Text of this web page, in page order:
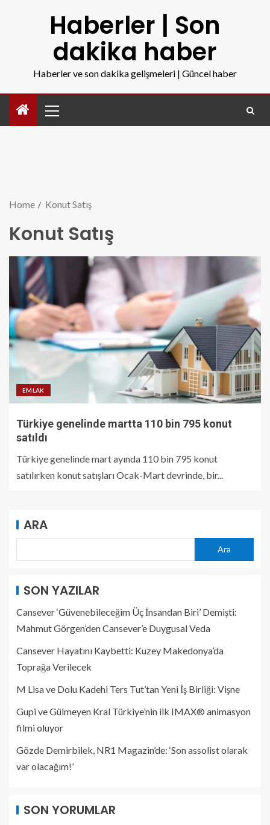
Haberler | Son
dakika haber
Haberler ve son dakika gelişmeleri | Güncel haber
Home Konut Satış
Konut Satış
EMLAK
Türkiye genelinde martta 110 bin 795 konut
satıldı
Türkiye genelinde mart ayında 110 bin 795 konut
satılırken konut satışları Ocak-Mart devrinde, bir...
ARA
Ara
SON YAZILAR
Cansever ‘Güvenebileceğim Üç İnsandan Biri’ Demişti:
Mahmut Görgen’den Cansever’e Duygusal Veda
Cansever Hayatını Kaybetti: Kuzey Makedonya’da
Toprağa Verilecek
M Lisa ve Dolu Kadehi Ters Tut’tan Yeni İş Birliği: Vişne
Gupi ve Gülmeyen Kral Türkiye’nin ilk IMAX® animasyon
filmi oluyor
Gözde Demirbilek, NR1 Magazin’de: ‘Son assolist olarak
var olacağım!’
SON YORUMLAR